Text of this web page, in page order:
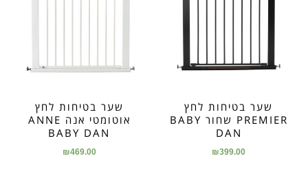
שער בטיחות לחץ
PREMIER שחור BABY
DAN
₪399.00
שער בטיחות לחץ
אוטומטי אנה ANNE
BABY DAN
₪469.00